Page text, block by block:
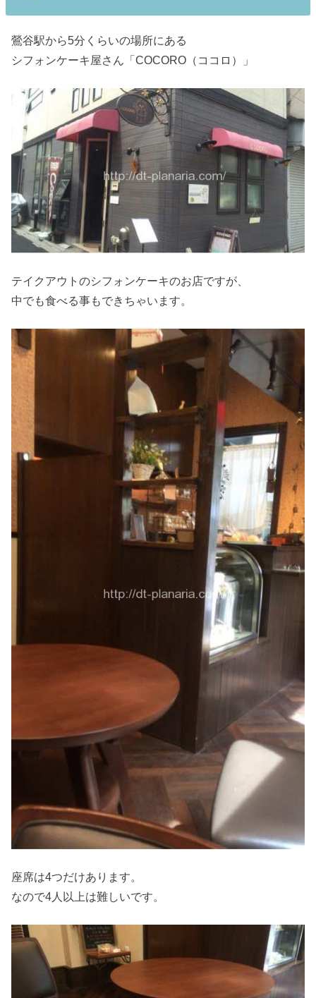
鶯谷駅から5分くらいの場所にある
シフォンケーキ屋さん「COCORO（ココロ）」
テイクアウトのシフォンケーキのお店ですが、
中でも食べる事もできちゃいます。
座席は4つだけあります。
なので4人以上は難しいです。